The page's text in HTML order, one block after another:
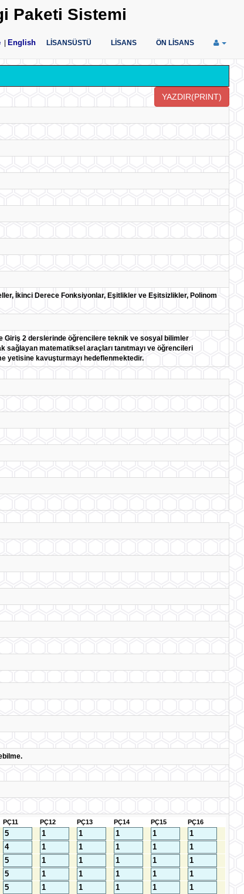
Paketi Sistemi
English LİSANSÜSTÜ LİSANS ÖN LİSANS
İkinci Derece Fonksiyonlar, Eşitlikler ve Eşitsizlikler, Polinom
Giriş 2 derslerinde öğrencilere teknik ve sosyal bilimler
sağlayan matematiksel araçları tanıtmayı ve öğrencileri
yetisine kavuşturmayı hedeflenmektedir.
PÇ11 PÇ12 PÇ13 PÇ14 PÇ15 PÇ16